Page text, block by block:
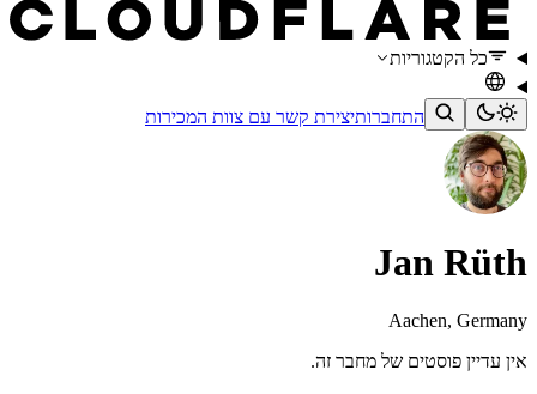
כל הקטגוריות
התחברותיצירת קשר עם צוות המכירות
Jan Rüth
Aachen, Germany
אין עדיין פוסטים של מחבר זה.